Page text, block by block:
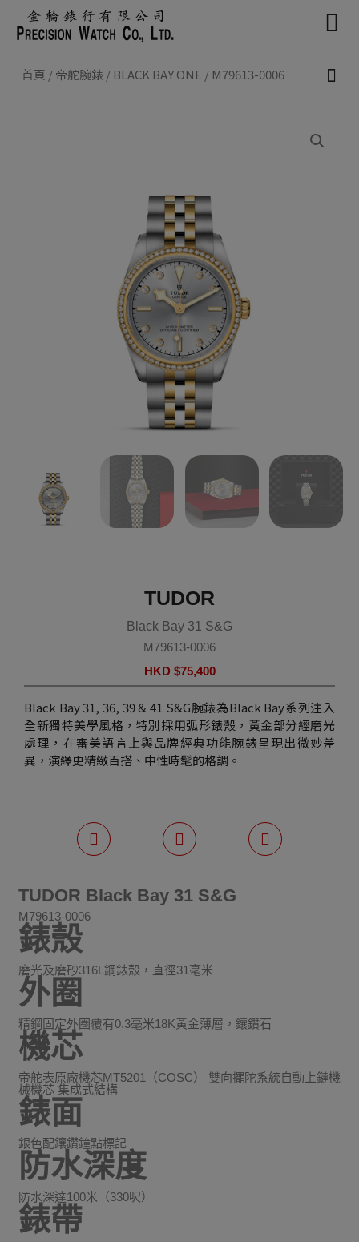
content
首頁 /帝舵腕錶 / BLACK BAY ONE / M79613-0006
TUDOR
Black Bay 31 S&G
M79613-0006
HKD $75,400
Black Bay 31, 36, 39 & 41 S&G腕錶為Black Bay系列注入
全新獨特美學風格，特別採用弧形錶殼，黃金部分經磨光
處理，在審美語言上與品牌經典功能腕錶呈現出微妙差
異，演繹更精緻百搭、中性時髦的格調。
TUDOR Black Bay 31 S&G
M79613-0006
錶殼
磨光及磨砂316L鋼錶殼，直徑31毫米
外圈
精鋼固定外圈覆有0.3毫米18K黃金薄層，鑲鑽石
機芯
帝舵表原廠機芯MT5201（COSC） 雙向擺陀系統自動上鏈機
械機芯 集成式結構
錶面
銀色配鑲鑽鐘點標記
防水深度
防水深達100米（330呎）
錶帶